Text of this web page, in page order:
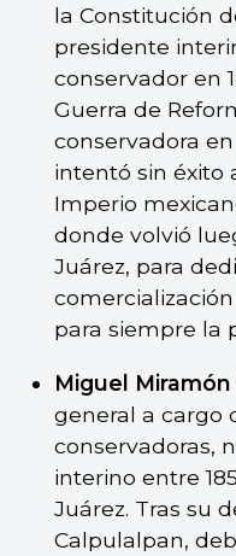
la Constitución
presidente
conservador en
Guerra de
conservadora
intentó sin éxito
Imperio
donde volvió
Juárez, para
para siempre la
Miguel Miramón
general a cargo
conservadoras,
interino entre
Juárez. Tras su
Calpulalpan,